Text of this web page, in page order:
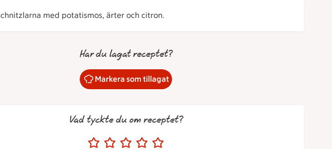
med potatismos, ärter och citron.
Har du lagat receptet?
Markera som tillagat
Vad tyckte du om receptet?